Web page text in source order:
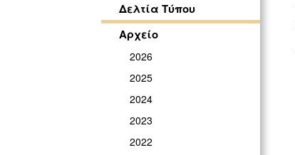
Δελτία Τύπου
Αρχείο
2026
2025
2024
2023
2022